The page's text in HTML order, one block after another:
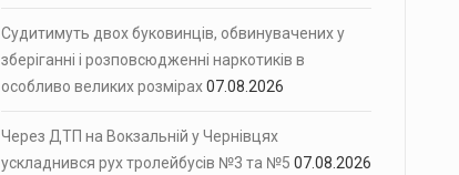
Судитимуть двох буковинців, обвинувачених у
зберіганні і розповсюдженні наркотиків в
особливо великих розмірах07.08.2026
Через ДТП на Вокзальній у Чернівцях
ускладнився рух тролейбусів №3 та №5 07.08.2026